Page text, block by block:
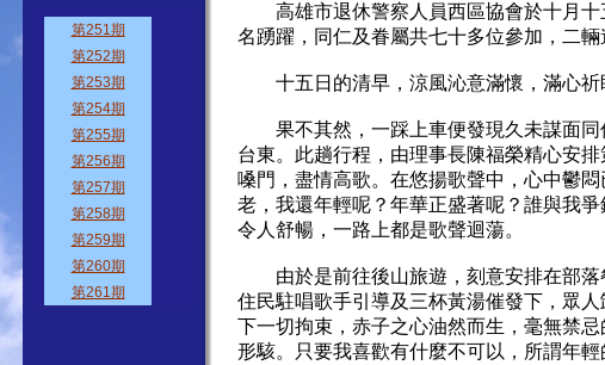
高雄市退休警察人員西區協會於十月十
名踴躍，同仁及眷屬共七十多位參加，二輛
十五日的清早，涼風沁意滿懷，滿心祈
果不其然，一踩上車便發現久未謀面同
台東。此趟行程，由理事長陳福榮精心安
嗓門，盡情高歌。在悠揚歌聲中，心中鬱
老，我還年輕呢？年華正盛著呢？誰與我
令人舒暢，一路上都是歌聲迴蕩。
由於是前往後山旅遊，刻意安排在部落
住民駐唱歌手引導及三杯黃湯催發下，眾
下一切拘束，赤子之心油然而生，毫無禁
形駭。只要我喜歡有什麼不可以，所謂年